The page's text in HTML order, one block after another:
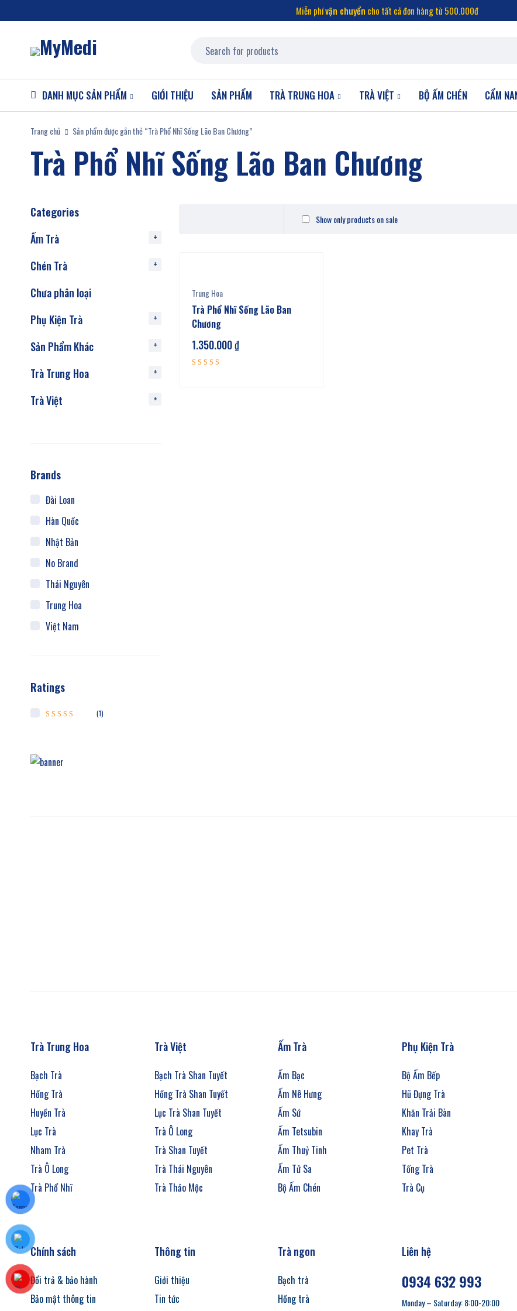
Miễn phívận chuyển cho tất cả đơn hàng từ 500.000đ
DANH MỤC SẢN PHẨM GIỚI THIỆU SẢN PHẨM TRÀ TRUNG HOA TRÀ VIỆT BỘ ẤM CHÉN CẨM
Trang chủ Sản phẩm được gắn thẻ “Trà Phổ Nhĩ Sống Lão Ban Chương”
Trà Phổ Nhĩ Sống Lão Ban Chương
Categories
Ấm Trà
Chén Trà
Chưa phân loại
Phụ Kiện Trà
Sản Phẩm Khác
Trà Trung Hoa
Trà Việt
Brands
Đài Loan
Hàn Quốc
Nhật Bản
No Brand
Thái Nguyên
Trung Hoa
Việt Nam
Ratings
(1)
Show only products on sale
Trung Hoa
Trà Phổ Nhĩ Sống Lão Ban
Chương
1.350.000₫
Trà Trung Hoa
Bạch Trà
Hồng Trà
Huyền Trà
Lục Trà
Nham Trà
Trà Ô Long
Trà Phổ Nhĩ
Trà Việt
Bạch Trà Shan Tuyết
Hồng Trà Shan Tuyết
Lục Trà Shan Tuyết
Trà Ô Long
Trà Shan Tuyết
Trà Thái Nguyên
Trà Thảo Mộc
Ấm Trà
Ấm Bạc
Ấm Nê Hưng
Ấm Sứ
Ấm Tetsubin
Ấm Thuỷ Tinh
Ấm Tử Sa
Bộ Ấm Chén
Phụ Kiện Trà
Bộ Ấm Bếp
Hũ Đựng Trà
Khăn Trải Bàn
Khay Trà
Pet Trà
Tống Trà
Trà Cụ
Chính sách
Đổi trả & bảo hành
Bảo mật thông tin
Thông tin
Giới thiệu
Tin tức
Trà ngon
Bạch trà
Hồng trà
Liên hệ
0934 632 993
Monday – Saturday: 8:00-20:00